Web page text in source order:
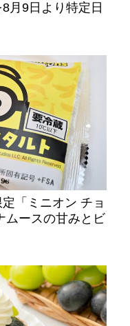
月9日より特定日
「ミニオン チョ
ムースの甘みとビ